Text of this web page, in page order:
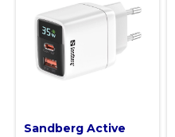
Sandberg Active